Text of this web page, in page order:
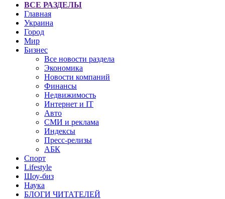
ВСЕ РАЗДЕЛЫ
Главная
Украина
Город
Мир
Бизнес
Все новости раздела
Экономика
Новости компаний
Финансы
Недвижимость
Интернет и IT
Авто
СМИ и реклама
Индексы
Пресс-релизы
АБК
Спорт
Lifestyle
Шоу-биз
Наука
БЛОГИ ЧИТАТЕЛЕЙ